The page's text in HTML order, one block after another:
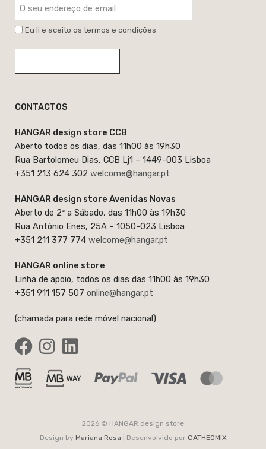
Eu li e aceito os termos e condições
CONTACTOS
HANGAR design store CCB
Aberto todos os dias, das 11h00 às 19h30
Rua Bartolomeu Dias, CCB Lj1 – 1449-003 Lisboa
+351 213 624 302 welcome@hangar.pt
HANGAR design store Avenidas Novas
Aberto de 2ª a Sábado, das 11h00 às 19h30
Rua António Enes, 25A – 1050-023 Lisboa
+351 211 377 774 welcome@hangar.pt
HANGAR online store
Linha de apoio, todos os dias das 11h00 às 19h30
+351 911 157 507 online@hangar.pt
(chamada para rede móvel nacional)
2026 © HANGAR design store
Design by Mariana Rosa | Desenvolvido por GATHEOMIX